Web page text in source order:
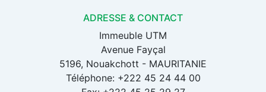
ADRESSE & CONTACT
Immeuble UTM
Avenue Fayçal
5196, Nouakchott - MAURITANIE
Téléphone: +222 45 24 44 00